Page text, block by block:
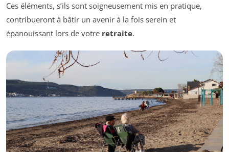
Ces éléments, s’ils sont soigneusement mis en pratique,
contribueront à bâtir un avenir à la fois serein et
épanouissant lors de votre retraite.